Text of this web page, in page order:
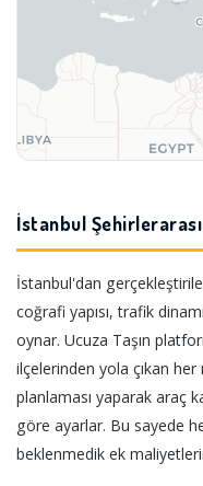
İstanbul
İstanbul'dan
coğrafi yapısı, trafik
oynar. Ucuza Taşın
ilçelerinden yola çıkan
planlaması yaparak araç
göre ayarlar. Bu sayede
beklenmedik ek